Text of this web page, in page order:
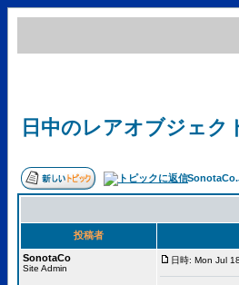
日中のレアオブジェク
投稿者
SonotaCo
Site Admin
日時: Mon Jul